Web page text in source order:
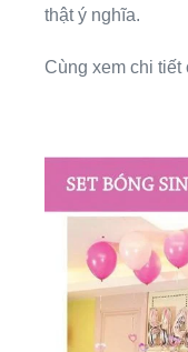
thật ý nghĩa.
Cùng xem chi tiết